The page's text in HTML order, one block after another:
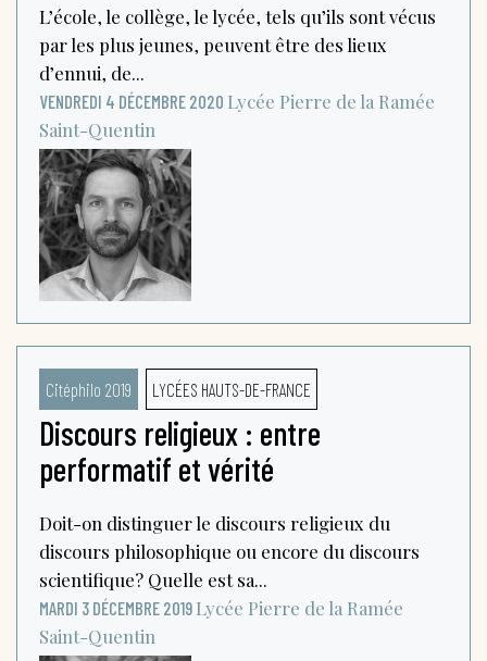
L’école, le collège, le lycée, tels qu’ils sont vécus
par les plus jeunes, peuvent être des lieux
d’ennui, de...
VENDREDI 4 DÉCEMBRE 2020 Lycée Pierre de la Ramée
Saint-Quentin
Citéphilo 2019 LYCÉES HAUTS-DE-FRANCE
Discours religieux : entre
performatif et vérité
Doit-on distinguer le discours religieux du
discours philosophique ou encore du discours
scientifique? Quelle est sa...
MARDI 3 DÉCEMBRE 2019 Lycée Pierre de la Ramée
Saint-Quentin